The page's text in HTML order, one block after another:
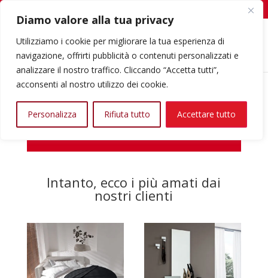
Diamo valore alla tua privacy
Utilizziamo i cookie per migliorare la tua esperienza di
navigazione, offrirti pubblicità o contenuti personalizzati e
analizzare il nostro traffico. Cliccando “Accetta tutti”,
acconsenti al nostro utilizzo dei cookie.
Personalizza Rifiuta tutto Accettare tutto
info@interno77.it
Intanto, ecco i più amati dai
nostri clienti